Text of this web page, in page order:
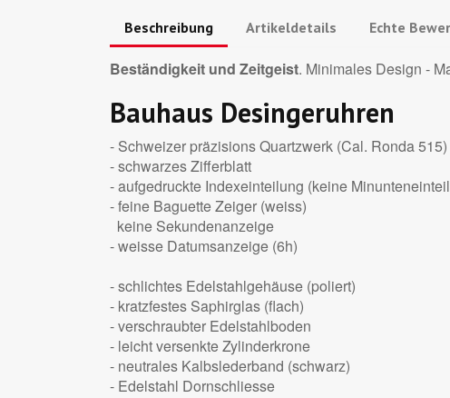
Beschreibung Artikeldetails Echte
Beständigkeit und Zeitgeist. Minimales Design -
Bauhaus Desingeruhren
- Schweizer präzisions Quartzwerk (Cal. Ronda 515)
- schwarzes Zifferblatt
- aufgedruckte Indexeinteilung (keine
- feine Baguette Zeiger (weiss)
keine Sekundenanzeige
- weisse Datumsanzeige (6h)
- schlichtes Edelstahlgehäuse (poliert)
- kratzfestes Saphirglas (flach)
- verschraubter Edelstahlboden
- leicht versenkte Zylinderkrone
- neutrales Kalbslederband (schwarz)
- Edelstahl Dornschliesse